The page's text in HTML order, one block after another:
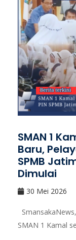
SMAN 1
Baru,
SPMB
Dimulai
30 Mei 2026
SMAN 1 Kamal